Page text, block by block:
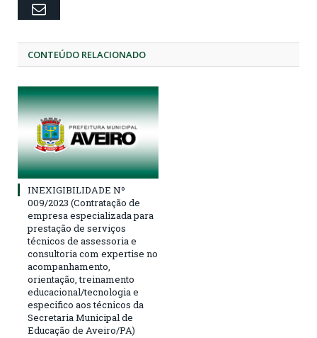
Email
CONTEÚDO RELACIONADO
INEXIGIBILIDADE Nº
009/2023 (Contratação de
empresa especializada para
prestação de serviços
técnicos de assessoria e
consultoria com expertise no
acompanhamento,
orientação, treinamento
educacional/tecnologia e
especifico aos técnicos da
Secretaria Municipal de
Educação de Aveiro/PA)